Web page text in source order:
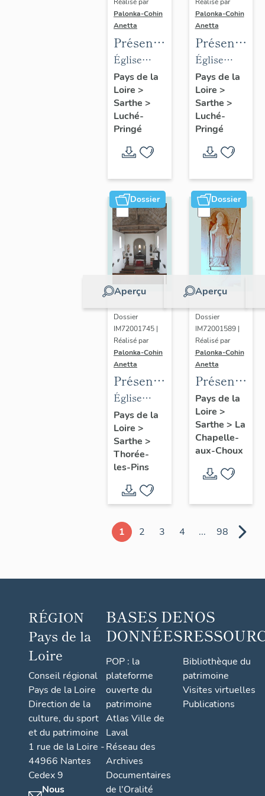
Réalisé par
Palonka-Cohin
Anetta
Présentation
des
objets
mobiliers
de
l'église
paroissiale
Saint-
Martin
de la
commune
de
Luché
Église
paroissiale
Saint-
Martin de
Luché
Pays de la
Loire >
Sarthe >
Luché-
Pringé
Réalisé par
Palonka-Cohin
Anetta
des
objets
mobiliers
de
l'église
paroissiale
Notre-
Dame de
de la
commune
de
Pringé
Église
paroissiale
Notre-
Dame de
l'Assomption
Pays de la
Loire >
Sarthe >
Luché-
Pringé
Dossier
Aperçu
Dossier
IM72001745 |
Réalisé par
Palonka-Cohin
Anetta
Présentation
des
objets
mobiliers
de
l'église
paroissiale
Saint-
de
Thorée-
Église
paroissiale
Saint-
Germain
de Thorée-
Pays de la
Loire >
Sarthe >
Thorée-
les-Pins
Dossier
Aperçu
Dossier
IM72001589 |
Réalisé par
Palonka-Cohin
Anetta
des
objets
mobiliers
de la
chapelle
de la
Pays de la
Loire >
Sarthe > La
Chapelle-
aux-Choux
1 2 3 4 ... 98
RÉGION
Pays de la
Loire
Conseil régional
Pays de la Loire
Direction de la
culture, du sport
et du patrimoine
1 rue de la Loire -
44966 Nantes
Cedex 9
Nous
BASES DE
DONNÉES
POP : la
plateforme
ouverte du
patrimoine
Atlas Ville de
Laval
Réseau des
Archives
Documentaires
de l'Oralité
NOS
Bibliothèque du
patrimoine
Visites virtuelles
Publications